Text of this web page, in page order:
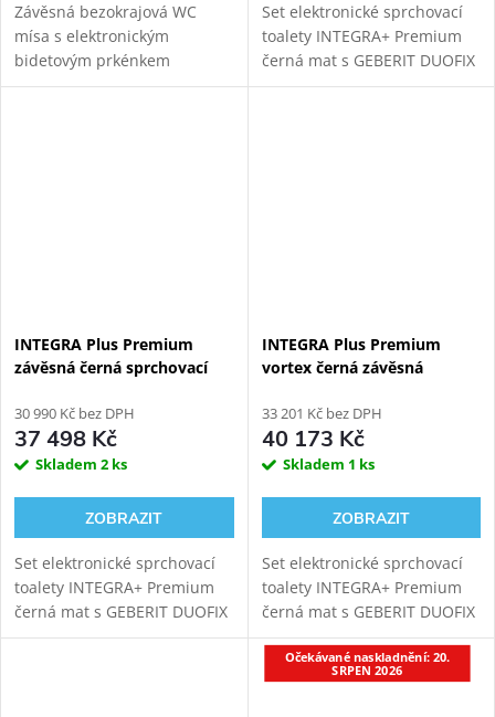
Závěsná bezokrajová WC
mísa s elektronickým
bidetovým prkénkem
HYUNDAI Wacortec s
Set elektronické sprchovací
toalety INTEGRA+ Premium
černá mat s GEBERIT DUOFIX
111.300.00.6 modulem pro
INTEGRA Plus Premium
závěsná černá sprchovací
111.925.00.5
30 990 Kč bez DPH
37 498 Kč
Skladem 2 ks
ZOBRAZIT
Set elektronické sprchovací
toalety INTEGRA+ Premium
černá mat s GEBERIT DUOFIX
111.925.00.5 modulem pro
INTEGRA Plus Premium
vortex černá závěsná
Duofix 111.030.00.2
33 201 Kč bez DPH
40 173 Kč
Skladem 1 ks
ZOBRAZIT
Set elektronické sprchovací
toalety INTEGRA+ Premium
černá mat s GEBERIT DUOFIX
111.030.00.2 modulem pro
závěsné WC. Oproti základní
verzi přináší INTEGRA+
Očekávané naskladnění: 20.
SRPEN 2026